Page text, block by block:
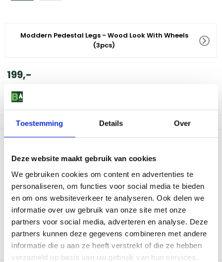
Toestemming Details Over
Deze website maakt gebruik van cookies
We gebruiken cookies om content en advertenties te
personaliseren, om functies voor social media te bieden
en om ons websiteverkeer te analyseren. Ook delen we
informatie over uw gebruik van onze site met onze
partners voor social media, adverteren en analyse. Deze
partners kunnen deze gegevens combineren met andere
informatie die u aan ze heeft verstrekt of die ze hebben
verzameld op basis van uw gebruik van hun services.
Moddern Pedestal Legs - Wood Look With Wheels
(3pcs)
199,-
Voor 18:00 besteld, morgen in huis
Af te halen in 9 winkels
Maak je moddern kamado nóg praktischer met de Pedestal Legs
Wood Look met Wielen (3 stuks). Deze stevige en lichte
aluminium poten bieden uitstekende mobiliteit en zorgen voor
een stabiele basis voor je barbecue. Dankzij de aluminium
constructie en de ingebouwde wielen kun je je kamado of
barbecue gemakkelijk verplaatsen zonder in te boeten op
stabiliteit. Of je nu de barbecue wilt verplaatsen voor een andere
kooklocatie of voor opslag na het grillen, deze pedestal poten
zorgen ervoor dat je je grill eenvoudig en snel kunt verplaatsen.